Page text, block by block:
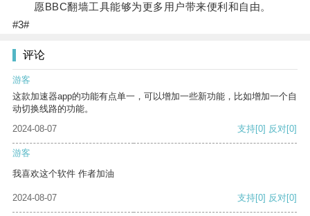
愿BBC翻墙工具能够为更多用户带来便利和自由。
#3#
评论
游客
这款加速器app的功能有点单一，可以增加一些新功能，比如增加一个自
动切换线路的功能。
2024-08-07
支持[0] 反对[0]
游客
我喜欢这个软件 作者加油
2024-08-07 支持[0] 反对[0]